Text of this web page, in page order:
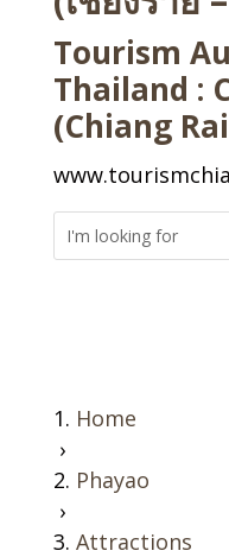
Tourism
Thailand :
(Chiang
Home
›
Phayao
›
Attractions